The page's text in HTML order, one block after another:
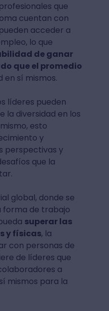
que
cuentan con
acceder a
lo que
de ganar
que el promedio
en sí mismos.
líderes pueden
la diversidad en los
esto
y
perspectivas y
que la
global, donde se
forma de trabajo
superar las
y físicas, la
con personas de
de líderes que
a
mismos para la